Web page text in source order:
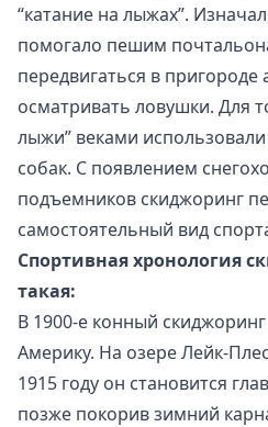
“катание на лыжах”.
помогало пешим
передвигаться в пригороде
осматривать ловушки. Для
лыжи” веками
собак. С появлением
подъемников скиджоринг
самостоятельный вид
Спортивная хронология
такая:
В 1900-е конный
Америку. На озере Лейк-
1915 году он становится
позже покорив зимний